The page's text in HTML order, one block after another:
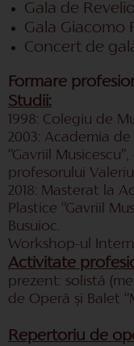
Gala de
Gala Giacomo
Concert de
Formare
Studii:
1998: Colegiu de
2003: Academia
‘’Gavriil
profesorului
2018: Masterat la
Plastice ‘’Gavriil
Busuioc.
Workshop-ul
Activitate
prezent: solistă
de Operă și Balet
Repertoriu de